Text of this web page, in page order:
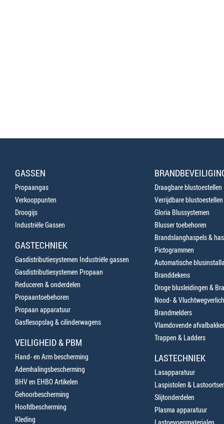
GASSEN
Propaangas
Verkooppunten
Droogijs
Industriële Gassen
GASTECHNIEK
Gasdistributiesystemen Industriële gassen
Gasdistributiesystemen Propaan
Reduceren & onderdelen
Propaantoebehoren
Propaan apparatuur
Gasflesopslag & cilinderwagens
VEILIGHEID & PBM
Hand- en Arm bescherming
Ademhalingsbescherming
BHV en EHBO Artikelen
Gehoorbescherming
Hoofdbescherming
Kleding
Draagbare blustoestellen
Verrijdbare blustoestellen
Gloria Blussystemen
Blusser toebehoren
Brandslanghaspels &
Pictogrammen
Automatische
Branddekens
Droge blusleidingen &
Nood- &
Brandmelders
Vlamdovende
Trappen & Ladders
LASTECHNIEK
Lasapparatuur
Laspistolen &
Slijtonderdelen
Plasma apparatuur